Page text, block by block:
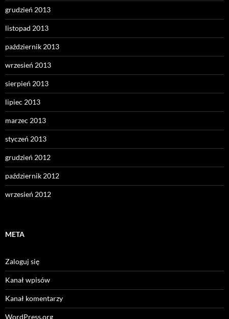
grudzień 2013
listopad 2013
październik 2013
wrzesień 2013
sierpień 2013
lipiec 2013
marzec 2013
styczeń 2013
grudzień 2012
październik 2012
wrzesień 2012
META
Zaloguj się
Kanał wpisów
Kanał komentarzy
WordPress.org